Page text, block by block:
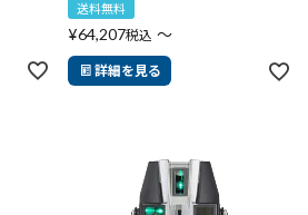
送料無料
¥64,207税込 〜
詳細を見る